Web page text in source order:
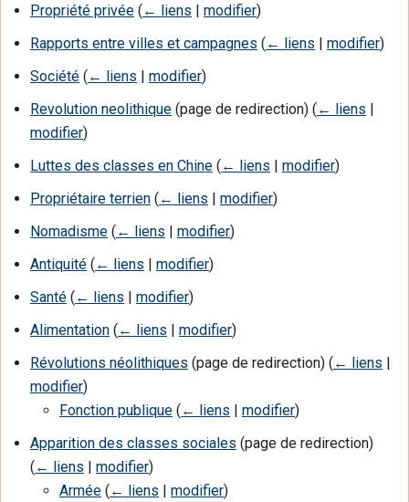
Propriété privée (← liens | modifier)
Rapports entre villes et campagnes (← liens | modifier)
Société (← liens | modifier)
Revolution neolithique (page de redirection) (← liens |
modifier)
Luttes des classes en Chine (← liens | modifier)
Propriétaire terrien (← liens | modifier)
Nomadisme (← liens | modifier)
Antiquité (← liens | modifier)
Santé (← liens | modifier)
Alimentation (← liens | modifier)
Révolutions néolithiques (page de redirection) (← liens |
modifier)
Fonction publique (← liens | modifier)
Apparition des classes sociales (page de redirection)
(← liens | modifier)
Armée (← liens | modifier)